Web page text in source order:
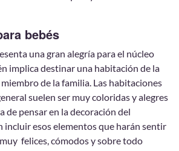
bebés
una gran alegría para el núcleo
implica destinar una habitación de la
de la familia. Las habitaciones
suelen ser muy coloridas y alegres
de pensar en la decoración del
incluir esos elementos que harán sentir
felices, cómodos y sobre todo